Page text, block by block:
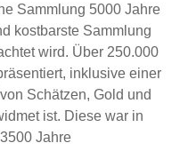
Sammlung 5000 Jahre
kostbarste Sammlung
wird. Über 250.000
inklusive einer
Schätzen, Gold und
ist. Diese war in
Jahre